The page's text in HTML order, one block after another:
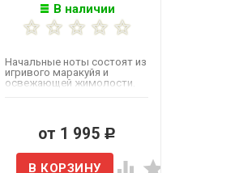
В наличии
Начальные ноты состоят из
игривого маракуйя и
освежающей жимолости.
от 1 995 Р